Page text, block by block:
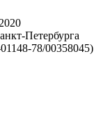
Петербурга
78/00358045)